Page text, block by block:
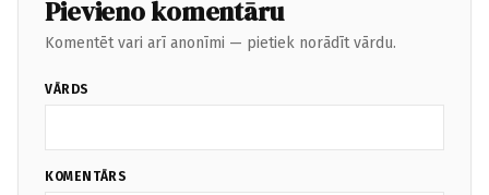
Pievieno komentāru
Komentēt vari arī anonīmi — pietiek norādīt vārdu.
VĀRDS
KOMENTĀRS